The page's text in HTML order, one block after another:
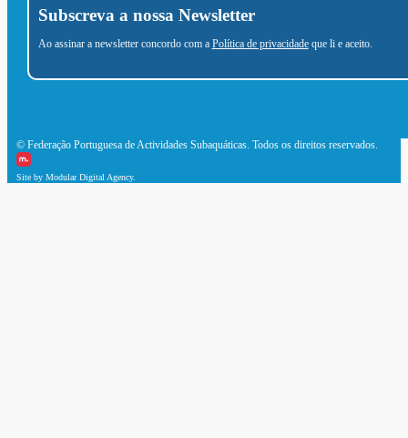
Subscreva a nossa Newsletter
Ao assinar a newsletter concordo com a Política de privacidadeque li e aceito.
© Federação Portuguesa de Actividades Subaquáticas. Todos os direitos reservados.
Site by Modular Digital Agency.